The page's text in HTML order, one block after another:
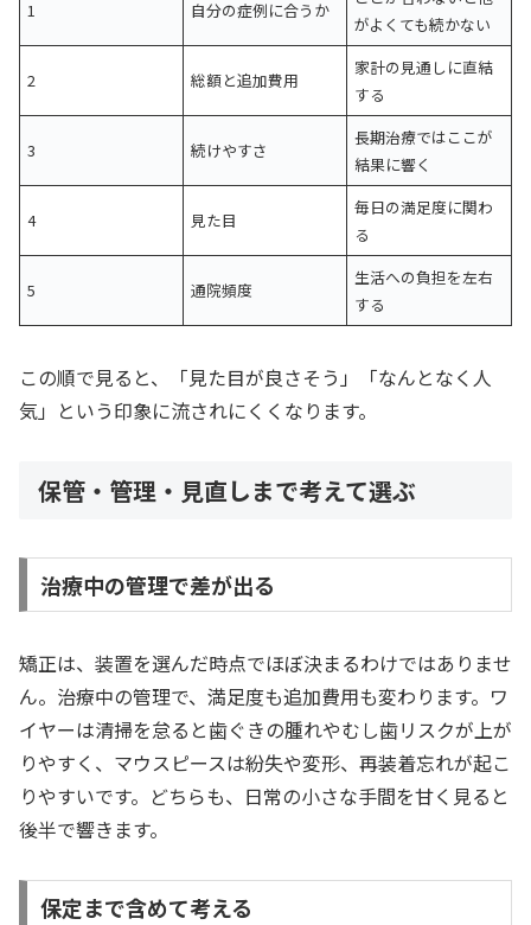
1 自分の症例に合うか
がよくても続かない
2 総額と追加費用
家計の見通しに直結
する
3 続けやすさ
長期治療ではここが
結果に響く
4 見た目
毎日の満足度に関わ
る
5 通院頻度
生活への負担を左右
する
この順で見ると、「見た目が良さそう」「なんとなく人
気」という印象に流されにくくなります。
保管・管理・見直しまで考えて選ぶ
治療中の管理で差が出る
矯正は、装置を選んだ時点でほぼ決まるわけではありませ
ん。治療中の管理で、満足度も追加費用も変わります。ワ
イヤーは清掃を怠ると歯ぐきの腫れやむし歯リスクが上が
りやすく、マウスピースは紛失や変形、再装着忘れが起こ
りやすいです。どちらも、日常の小さな手間を甘く見ると
後半で響きます。
保定まで含めて考える